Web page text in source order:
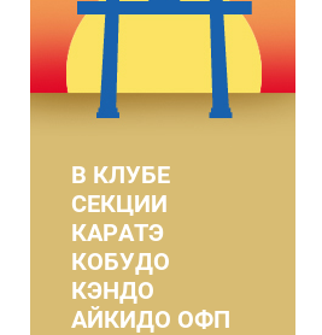
В КЛУБЕ
СЕКЦИИ
КАРАТЭ
КОБУДО
КЭНДО
АЙКИДО ОФП